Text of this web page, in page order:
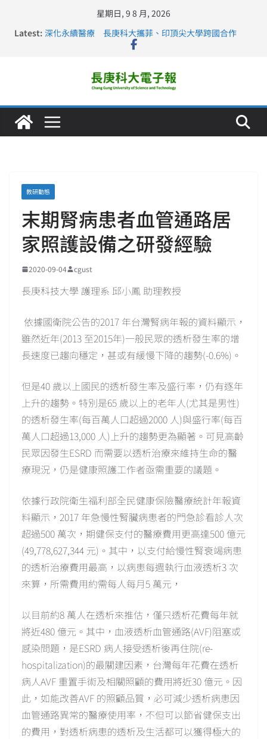
星期日, 9 8 月, 2026
Latest: 深化永續醫療 長庚科大攜菲、印頂尖大學跨國合作
長庚科大訪凱瑟醫療集團、美容學校收穫豐
仁德醫專與長庚科大締結策略聯盟 培育護理尖兵
長庚科大連四年穩居《遠見》醫學大學第5名 辦學實力再
教研動態
末期腎病患者血管通路居
家照護設備之研發經驗
2020-09-04 cgust
長庚科技大學 護理系 邱小鳳 助理教授
依據國衛院公告的2017 年台灣腎病年報的資料顯示，
雖然近年(2013 至2015年)一般民眾的透析發生率的增
長速度已趨向穩定，甚或有緩慢下降的趨勢(-0.6%)。
但是40 歲以上國民的透析發生率及盛行率，仍有逐年
上升的趨勢。特別是65 歲以上的老年人(尤其是男性)
的透析發生率(每百萬人口超過2000 人)與盛行率(每百
萬人口超過13,000 人)上升的趨勢更為顯著。可見高齡
民眾因發生ESRD 而需要以透析治療來維持生命的醫
療現況，仍是健康照護工作者亟需重要的議題。
依據行政院衛生福利部全民健康保險醫療統計年報資
料顯示，2017 年急慢性腎臟病患者的門急診看診人次
超過500 萬次，期健保支付的醫療費用更高達500 億元
(49,778,627,344 元)。其中，以支付給慢性腎衰竭病患
的透析治療費用最高，以病患每週執行血液透析3 次
來算，所需費用約需每人每月5 萬元，
以目前約8 萬人在透析來推估，僅只透析花費每年就
將近480 億元。其中，血液透析血管通路(AVF)阻塞或
感染問題，是ESRD 病人接受透析後再住院(re-
hospitalization)的最關建因素，台灣每年花費在透析
病人AVF 重置手術及相關照顧的費用將近30 億元。因
此，如能改善AVF 的照顧品質，必可減少透析病患因
血管通路異常的醫療使用率，不但可以節省健保支出
的費用，對透析病患的透析及生活都可以獲得極大的